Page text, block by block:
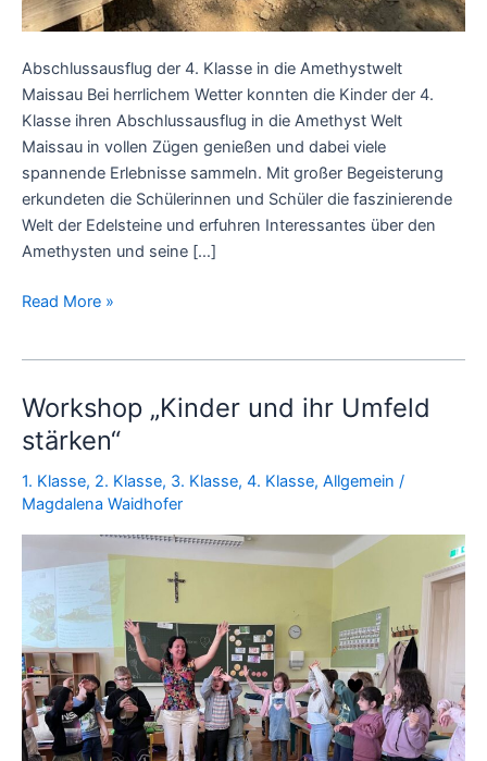
Abschlussausflug der 4. Klasse in die Amethystwelt
Maissau Bei herrlichem Wetter konnten die Kinder der 4.
Klasse ihren Abschlussausflug in die Amethyst Welt
Maissau in vollen Zügen genießen und dabei viele
spannende Erlebnisse sammeln. Mit großer Begeisterung
erkundeten die Schülerinnen und Schüler die faszinierende
Welt der Edelsteine und erfuhren Interessantes über den
Amethysten und seine […]
Read More »
Workshop „Kinder und ihr Umfeld
stärken“
1. Klasse, 2. Klasse, 3. Klasse, 4. Klasse, Allgemein /
Magdalena Waidhofer
Workshop
„Kinder
und
ihr
Umfeld
stärken“